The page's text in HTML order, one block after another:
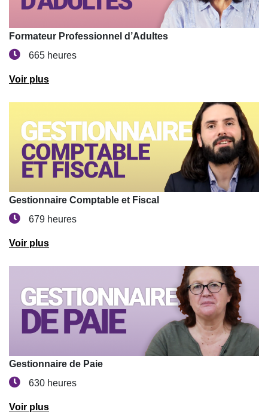
Formateur Professionnel d’Adultes
665 heures
Voir plus
Gestionnaire Comptable et Fiscal
679 heures
Voir plus
Gestionnaire de Paie
630 heures
Voir plus